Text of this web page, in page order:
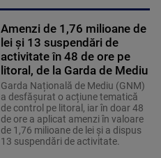
Amenzi de 1,76 milioane de
lei și 13 suspendări de
activitate în 48 de ore pe
litoral, de la Garda de Mediu
Garda Națională de Mediu (GNM)
a desfășurat o acțiune tematică
de control pe litoral, iar în doar 48
de ore a aplicat amenzi în valoare
de 1,76 milioane de lei și a dispus
13 suspendări de activitate.